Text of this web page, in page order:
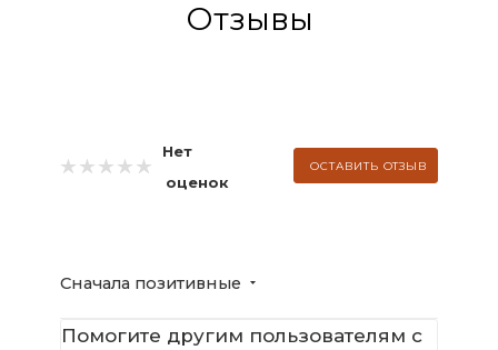
Отзывы
Нет
оценок
ОСТАВИТЬ ОТЗЫВ
Сначала позитивные
Помогите другим пользователям с